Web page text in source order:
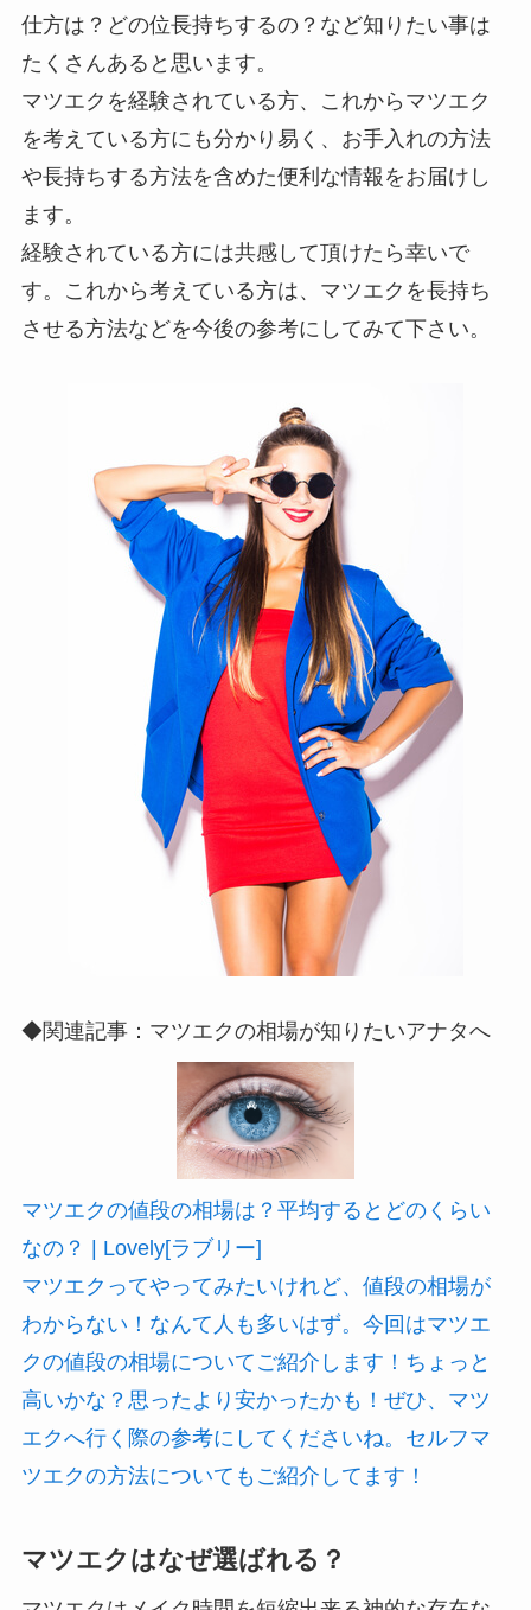
仕方は？どの位長持ちするの？など知りたい事は
たくさんあると思います。
マツエクを経験されている方、これからマツエク
を考えている方にも分かり易く、お手入れの方法
や長持ちする方法を含めた便利な情報をお届けし
ます。
経験されている方には共感して頂けたら幸いで
す。これから考えている方は、マツエクを長持ち
させる方法などを今後の参考にしてみて下さい。
◆関連記事：マツエクの相場が知りたいアナタへ
マツエクの値段の相場は？平均するとどのくらい
なの？ | Lovely[ラブリー]
マツエクってやってみたいけれど、値段の相場が
わからない！なんて人も多いはず。今回はマツエ
クの値段の相場についてご紹介します！ちょっと
高いかな？思ったより安かったかも！ぜひ、マツ
エクへ行く際の参考にしてくださいね。セルフマ
ツエクの方法についてもご紹介してます！
マツエクはなぜ選ばれる？